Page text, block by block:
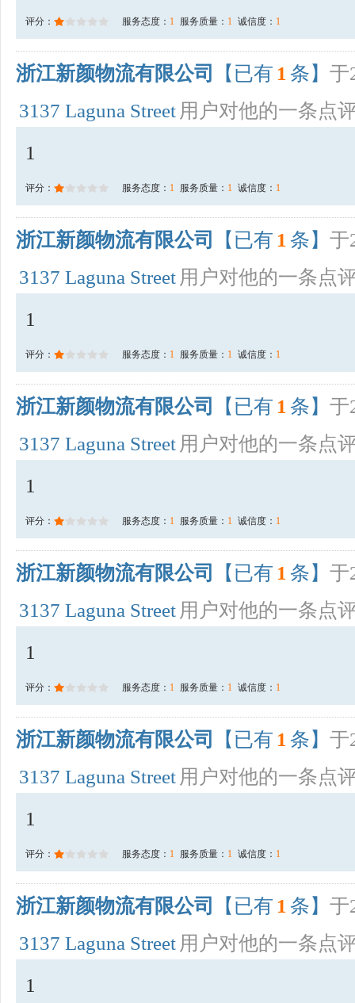
评分： 服务态度： 1 服务质量： 1 诚信度： 1
浙江新颜物流有限公司 【已有 1 条】 于
3137 Laguna Street 用户对他的一条点
1
评分： 服务态度： 1 服务质量： 1 诚信度： 1
浙江新颜物流有限公司 【已有 1 条】 于
3137 Laguna Street 用户对他的一条点
1
评分： 服务态度： 1 服务质量： 1 诚信度： 1
浙江新颜物流有限公司 【已有 1 条】 于
3137 Laguna Street 用户对他的一条点
1
评分： 服务态度： 1 服务质量： 1 诚信度： 1
浙江新颜物流有限公司 【已有 1 条】 于
3137 Laguna Street 用户对他的一条点
1
评分： 服务态度： 1 服务质量： 1 诚信度： 1
浙江新颜物流有限公司 【已有 1 条】 于
3137 Laguna Street 用户对他的一条点
1
评分： 服务态度： 1 服务质量： 1 诚信度： 1
浙江新颜物流有限公司 【已有 1 条】 于
3137 Laguna Street 用户对他的一条点
1